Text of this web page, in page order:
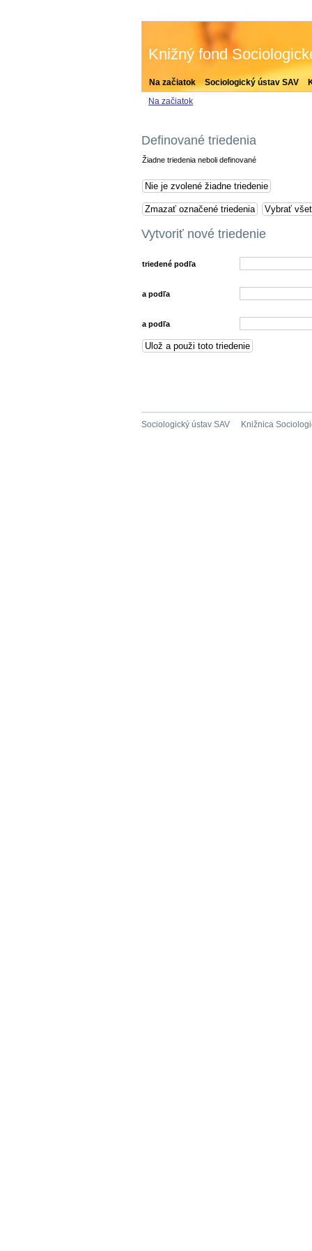
Na začiatok Sociologický ústav SAV
Knižný fond
Na začiatok
Definované triedenia
Žiadne triedenia neboli definované
Vytvoriť nové triedenie
triedené podľa
a podľa
a podľa
Sociologický ústav SAV Knižnica